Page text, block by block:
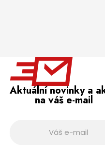
Aktuální novinky a
na váš e-mail